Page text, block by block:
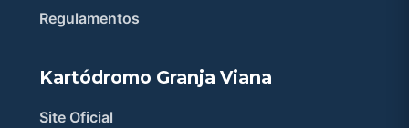
Regulamentos
Kartódromo Granja Viana
Site Oficial